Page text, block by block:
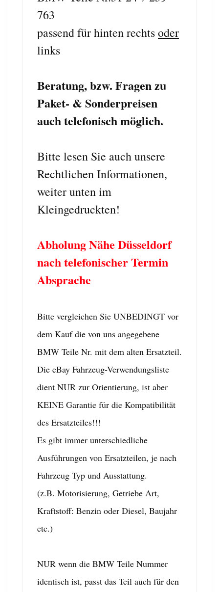
763
passend für hinten rechtsoder
links
Beratung, bzw. Fragen zu
Paket- & Sonderpreisen
auch telefonisch möglich.
Bitte lesen Sie auch unsere
Rechtlichen Informationen,
weiter unten im
Kleingedruckten!
Abholung Nähe Düsseldorf
nach telefonischer Termin
Absprache
Bitte vergleichen Sie UNBEDINGT vor
dem Kauf die von uns angegebene
BMW Teile Nr. mit dem alten Ersatzteil.
Die eBay Fahrzeug-Verwendungsliste
dient NUR zur Orientierung, ist aber
KEINE Garantie für die Kompatibilität
des Ersatzteiles!!!
Es gibt immer unterschiedliche
Ausführungen von Ersatzteilen, je nach
Fahrzeug Typ und Ausstattung.
(z.B. Motorisierung, Getriebe Art,
Kraftstoff: Benzin oder Diesel, Baujahr
etc.)
NUR wenn die BMW Teile Nummer
identisch ist, passt das Teil auch für den